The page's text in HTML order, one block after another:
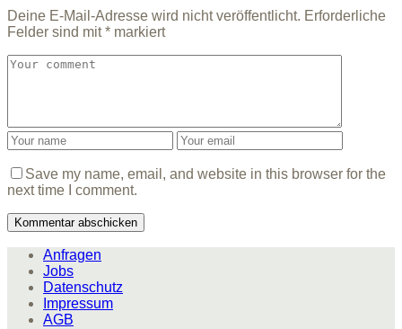
Deine E-Mail-Adresse wird nicht veröffentlicht. Erforderliche
Felder sind mit* markiert
Save my name, email, and website in this browser for the
next time I comment.
Anfragen
Jobs
Datenschutz
Impressum
AGB